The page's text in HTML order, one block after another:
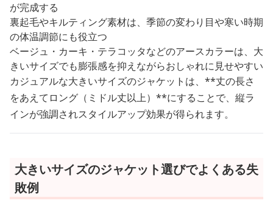
が完成する
裏起毛やキルティング素材は、季節の変わり目や寒い時期
の体温調節にも役立つ
ベージュ・カーキ・テラコッタなどのアースカラーは、大
きいサイズでも膨張感を抑えながらおしゃれに見せやすい
カジュアルな大きいサイズのジャケットは、**丈の長さ
をあえてロング（ミドル丈以上）**にすることで、縦ラ
インが強調されスタイルアップ効果が得られます。
大きいサイズのジャケット選びでよくある失
敗例